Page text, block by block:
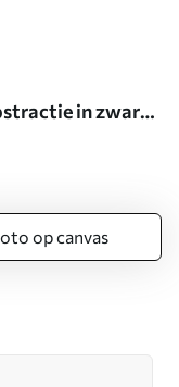
in zwart-,
op canvas